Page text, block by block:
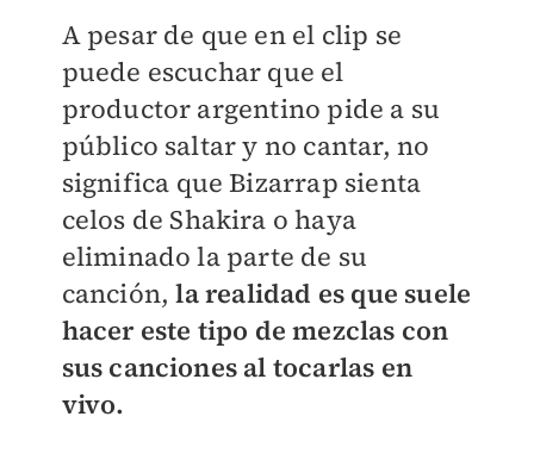
A pesar de que en el clip se
puede escuchar que el
productor argentino pide a su
público saltar y no cantar, no
significa que Bizarrap sienta
celos de Shakira o haya
eliminado la parte de su
canción,la realidad es que suele
hacer este tipo de mezclas con
sus canciones al tocarlas en
vivo.